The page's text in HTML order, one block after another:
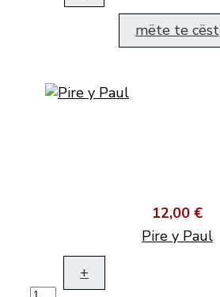
mëte te cëst
12,00 €
Pire y Paul
+